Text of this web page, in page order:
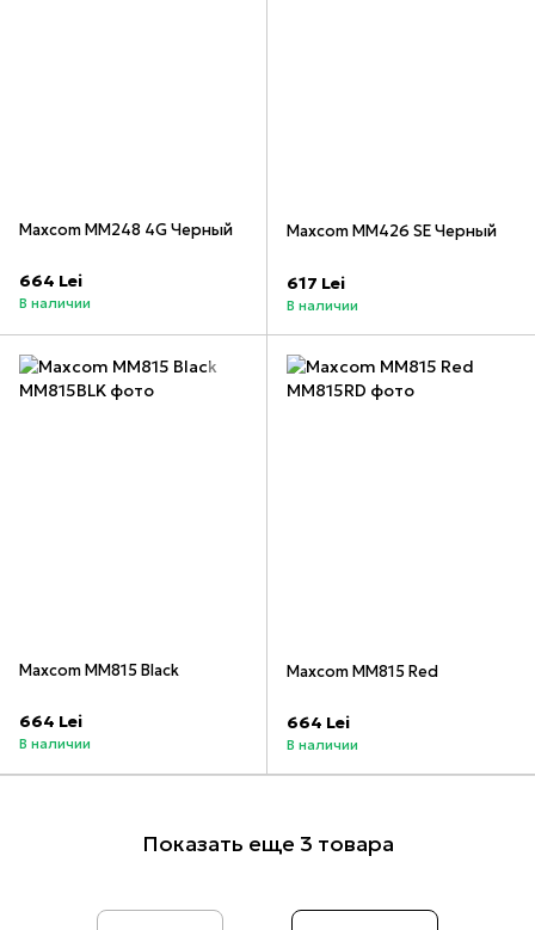
Maxcom MM248 4G Черный
664 Lei
В наличии
Maxcom MM426 SE Черный
617 Lei
В наличии
Maxcom MM815 Black
664 Lei
В наличии
Maxcom MM815 Red
664 Lei
В наличии
Показать еще 3 товара